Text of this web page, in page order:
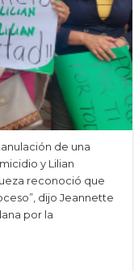
de una
y Lilian
reconoció que
dijo Jeannette
por la